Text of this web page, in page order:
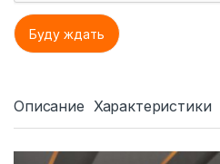
Описание Характеристики